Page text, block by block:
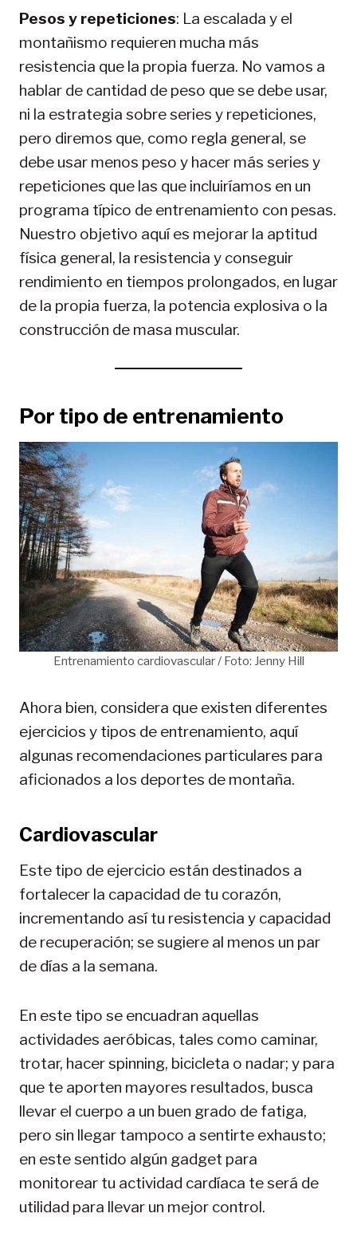
Pesos y repeticiones: La escalada y el
montañismo requieren mucha más
resistencia que la propia fuerza. No vamos a
hablar de cantidad de peso que se debe usar,
ni la estrategia sobre series y repeticiones,
pero diremos que, como regla general, se
debe usar menos peso y hacer más series y
repeticiones que las que incluiríamos en un
programa típico de entrenamiento con pesas.
Nuestro objetivo aquí es mejorar la aptitud
física general, la resistencia y conseguir
rendimiento en tiempos prolongados, en lugar
de la propia fuerza, la potencia explosiva o la
construcción de masa muscular.
Por tipo de entrenamiento
Entrenamiento cardiovascular / Foto: Jenny Hill
Ahora bien, considera que existen diferentes
ejercicios y tipos de entrenamiento, aquí
algunas recomendaciones particulares para
aficionados a los deportes de montaña.
Cardiovascular
Este tipo de ejercicio están destinados a
fortalecer la capacidad de tu corazón,
incrementando así tu resistencia y capacidad
de recuperación; se sugiere al menos un par
de días a la semana.
En este tipo se encuadran aquellas
actividades aeróbicas, tales como caminar,
trotar, hacer spinning, bicicleta o nadar; y para
que te aporten mayores resultados, busca
llevar el cuerpo a un buen grado de fatiga,
pero sin llegar tampoco a sentirte exhausto;
en este sentido algún gadget para
monitorear tu actividad cardíaca te será de
utilidad para llevar un mejor control.